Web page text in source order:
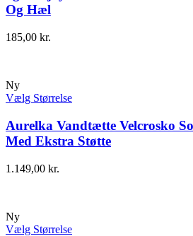
Og Hæl
185,00 kr.
Ny
Vælg Størrelse
Aurelka Vandtætte Velcrosko
Med Ekstra Støtte
1.149,00 kr.
Ny
Vælg Størrelse